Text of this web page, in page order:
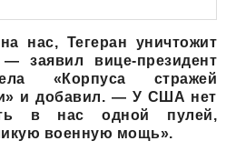
нас, Тегеран уничтожит
заявил вице-президент
«Корпуса стражей
и добавил. — У США нет
в нас одной пулей,
военную мощь».